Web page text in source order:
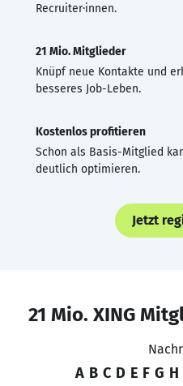
Recruiter·innen.
21 Mio. Mitglieder
Knüpf neue Kontakte und
besseres Job-Leben.
Kostenlos profitieren
Schon als Basis-Mitglied
deutlich optimieren.
Jetzt
21 Mio. XING
A B C D E F G H